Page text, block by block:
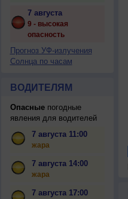
7 августа
9 - высокая
опасность
Прогноз УФ-излучения
Солнца по часам
ВОДИТЕЛЯМ
Опасныепогодные
явления для водителей
7 августа 11:00
жара
7 августа 14:00
жара
7 августа 17:00